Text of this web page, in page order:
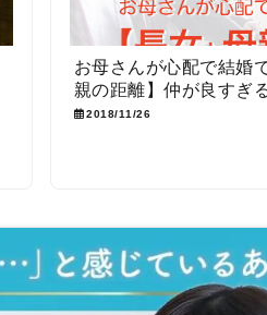
お母さんが心配で結婚
親の距離】仲が良すぎ
2018/11/26